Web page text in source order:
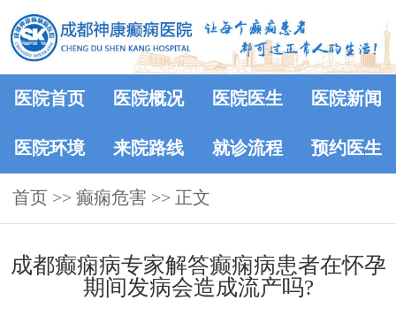
医院首页 医院概况 医院医生 医院新闻
医院环境 来院路线 就诊流程 预约医生
首页 >> 癫痫危害 >> 正文
成都癫痫病专家解答癫痫病患者在怀孕
期间发病会造成流产吗?